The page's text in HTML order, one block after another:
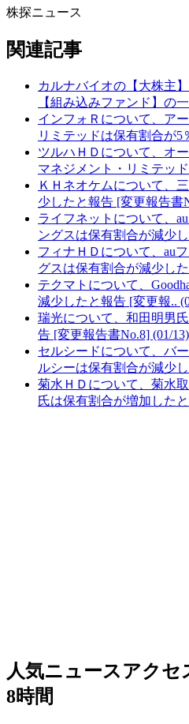
株探ニュース
関連記事
カルナバイオの【大株主
【組み込みファンド】の
インフォＲについて、ア
リミテッドは保有割合が5
ツルハＨＤについて、オ
マネジメント・リミテッ
ＫＨネオケムについて、
少したと報告 [変更報告書
ライフネットについて、
ングスは保有割合が減少
フィナＨＤについて、au
グスは保有割合が減少し
テクマトについて、
減少したと報告 [変更報..
瑞光について、和田明男
告 [変更報告書No.8] (01/13)
セルシードについて、バ
ルシーは保有割合が減少
菊水ＨＤについて、菊水
氏は保有割合が増加した
人気ニュースアク
8時間